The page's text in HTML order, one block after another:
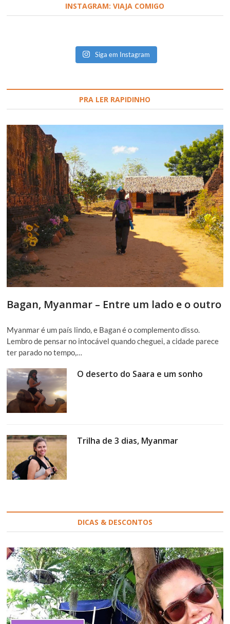
INSTAGRAM: VIAJA COMIGO
Siga em Instagram
PRA LER RAPIDINHO
Bagan, Myanmar – Entre um lado e o outro
Myanmar é um país lindo, e Bagan é o complemento disso.
Lembro de pensar no intocável quando cheguei, a cidade parece
ter parado no tempo,…
O deserto do Saara e um sonho
Trilha de 3 dias, Myanmar
DICAS & DESCONTOS